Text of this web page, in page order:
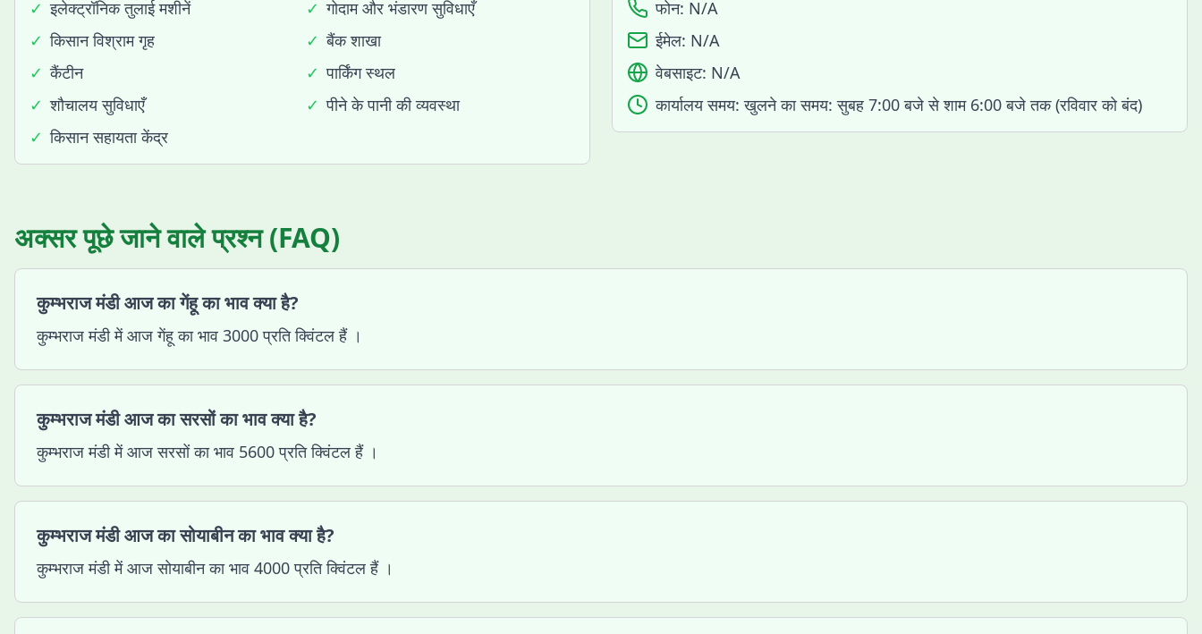
✓ इलेक्ट्रॉनिक तुलाई मशीनें ✓ गोदाम और भंडारण सुविधाएँ
✓ किसान विश्राम गृह ✓ बैंक शाखा
✓ कैंटीन ✓ पार्किंग स्थल
✓ शौचालय सुविधाएँ ✓ पीने के पानी की व्यवस्था
✓ किसान सहायता केंद्र
फोन: N/A
ईमेल: N/A
वेबसाइट: N/A
कार्यालय समय:खुलने का समय: सुबह 7:00 बजे से शाम 6:00 बजे तक (रविवार को बंद)
अक्सर पूछे जाने वाले प्रश्न (FAQ)
कुम्भराज मंडी आज का गेंहू का भाव क्या है?
कुम्भराज मंडी में आज गेंहू का भाव 3000 प्रति क्विंटल हैं ।
कुम्भराज मंडी आज का सरसों का भाव क्या है?
कुम्भराज मंडी में आज सरसों का भाव 5600 प्रति क्विंटल हैं ।
कुम्भराज मंडी आज का सोयाबीन का भाव क्या है?
कुम्भराज मंडी में आज सोयाबीन का भाव 4000 प्रति क्विंटल हैं ।